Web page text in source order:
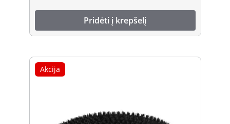
Pridėti į krepšelį
Akcija